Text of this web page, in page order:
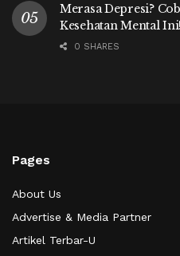
Merasa Depresi?
Kesehatan Mental Ini!
0 SHARES
Pages
About Us
Advertise & Media Partner
Artikel Terbar-U